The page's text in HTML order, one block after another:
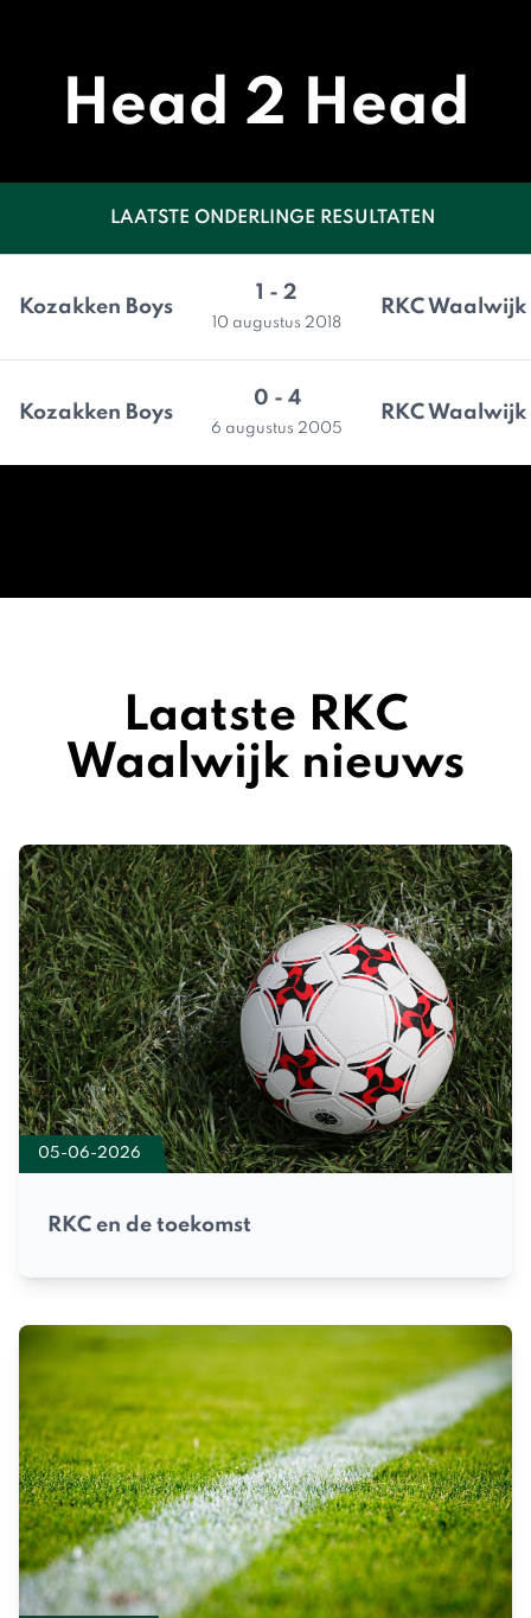
Head 2 Head
LAATSTE ONDERLINGE RESULTATEN
Kozakken Boys
1 - 2
10 augustus 2018
RKC Waalwijk
Kozakken Boys
0 - 4
6 augustus 2005
RKC Waalwijk
Laatste RKC
Waalwijk nieuws
05-06-2026
RKC en de toekomst